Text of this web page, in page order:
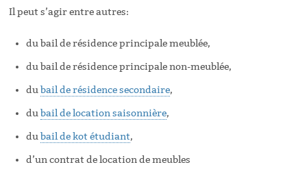
Il peut s’agir entre autres:
du bail de résidence principale meublée,
du bail de résidence principale non-meublée,
dubail de résidence secondaire,
dubail de location saisonnière,
dubail de kot étudiant,
d’un contrat de location de meubles